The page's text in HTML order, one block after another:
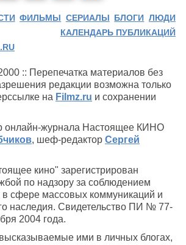
ФИЛЬМЫ СЕРИАЛЫ БЛОГИ ЛЮДИ
КАЛЕНДАРЬ ПУБЛИКАЦИЙ
:: Перепечатка материалов без
редакции возможна только
на Filmz.ru и сохранении
онлайн-журнала Настоящее КИНО
, шеф-редактор Сергей
кино" зарегистрирован
по надзору за соблюдением
в сфере массовых коммуникаций и
наследия. Свидетельство ПИ № 77-
2004 года.
ими в личных блогах,